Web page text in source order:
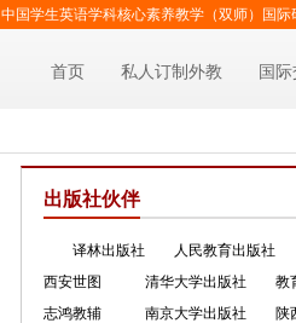
中国学生英语学科核心素养教学（双师）国际
首页 私人订制外教 国
出版社伙伴
译林出版社
西安世图
志鸿教辅
人民教育出版社
清华大学出版社
南京大学出版社
教
陕